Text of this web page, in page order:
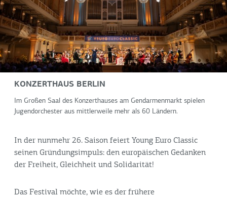
KONZERTHAUS BERLIN
Im Großen Saal des Konzerthauses am Gendarmenmarkt spielen
Jugendorchester aus mittlerweile mehr als 60 Ländern.
In der nunmehr 26. Saison feiert Young Euro Classic
seinen Gründungsimpuls: den europäischen Gedanken
der Freiheit, Gleichheit und Solidarität!
Das Festival möchte, wie es der frühere